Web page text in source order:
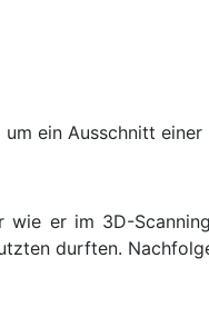
ein Ausschnitt
er im 3D-
durften.